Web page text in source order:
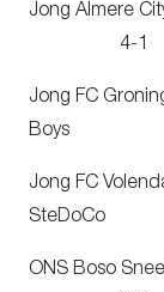
Jong
4-1
Jong FC
Jong FC
ONS